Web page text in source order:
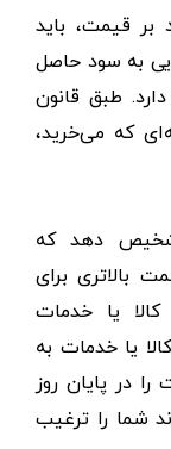
بر قیمت، باید
به سود حاصل
طبق قانون
که می‌خرید،
دهد که
بالاتری برای
یا خدمات
یا خدمات به
در پایان روز
شما را ترغیب